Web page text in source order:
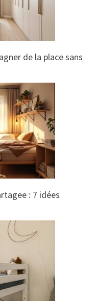
de la place sans
: 7 idées